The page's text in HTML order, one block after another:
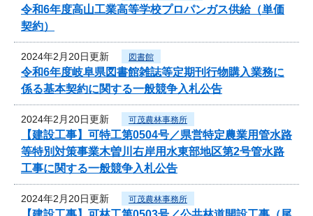
令和6年度高山工業高等学校プロパンガス供給（単価
契約）
2024年2月20日更新 図書館
令和6年度岐阜県図書館雑誌等定期刊行物購入業務に
係る基本契約に関する一般競争入札公告
2024年2月20日更新 可茂農林事務所
【建設工事】可特工第0504号／県営特定農業用管水路
等特別対策事業木曽川右岸用水東部地区第2号管水路
工事に関する一般競争入札公告
2024年2月20日更新 可茂農林事務所